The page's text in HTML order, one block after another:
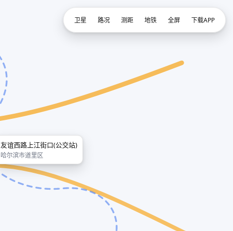
友谊西路上江街口(公交站)
哈尔滨市道里区
卫星 路况 测距 地铁 全屏 下载APP